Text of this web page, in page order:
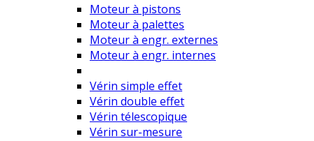
Moteur à pistons
Moteur à palettes
Moteur à engr. externes
Moteur à engr. internes
Vérin simple effet
Vérin double effet
Vérin télescopique
Vérin sur-mesure